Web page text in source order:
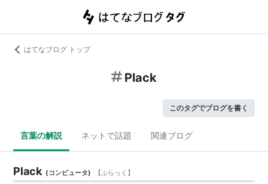
はてなブログ トップ
Plack
このタグでブログを書く
言葉の解説 ネットで話題 関連ブログ
Plack (コンピュータ) 【ぷらっく 】